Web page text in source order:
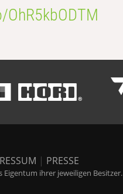
| PRESSE
Eigentum ihrer jeweiligen Besitzer.